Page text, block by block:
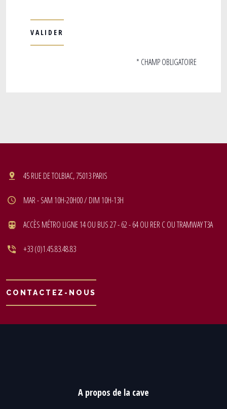
* CHAMP OBLIGATOIRE
45 RUE DE TOLBIAC, 75013 PARIS
MAR - SAM 10H-20H00 / DIM 10H-13H
ACCÈS MÉTRO LIGNE 14 OU BUS 27 - 62 - 64 OU RER C OU TRAMWAY T3A
+33 (0)1.45.83.48.83
CONTACTEZ-NOUS
A propos de la cave